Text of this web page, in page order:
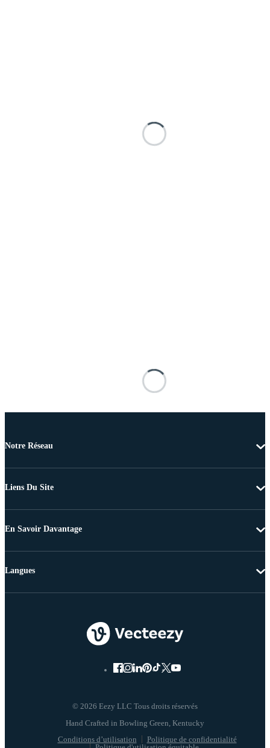
Notre Réseau
Liens Du Site
En Savoir Davantage
© 2026 Eezy LLC Tous droits réservés
Conditions d’utilisation
Politique de confidentialité
Langues